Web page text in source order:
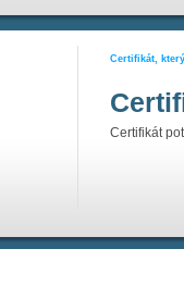
Certifikát,
Certifikát